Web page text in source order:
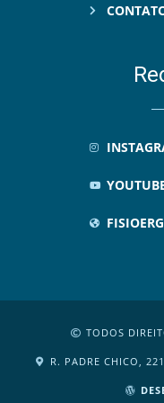
TODOS
R. PADRE CHICO,